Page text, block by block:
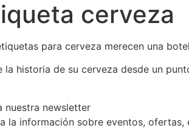
cerveza
para cerveza merecen una
la historia de su cerveza desde un
nuestra newsletter
la información sobre eventos, ofertas,